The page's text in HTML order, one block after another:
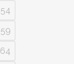
54
59
64